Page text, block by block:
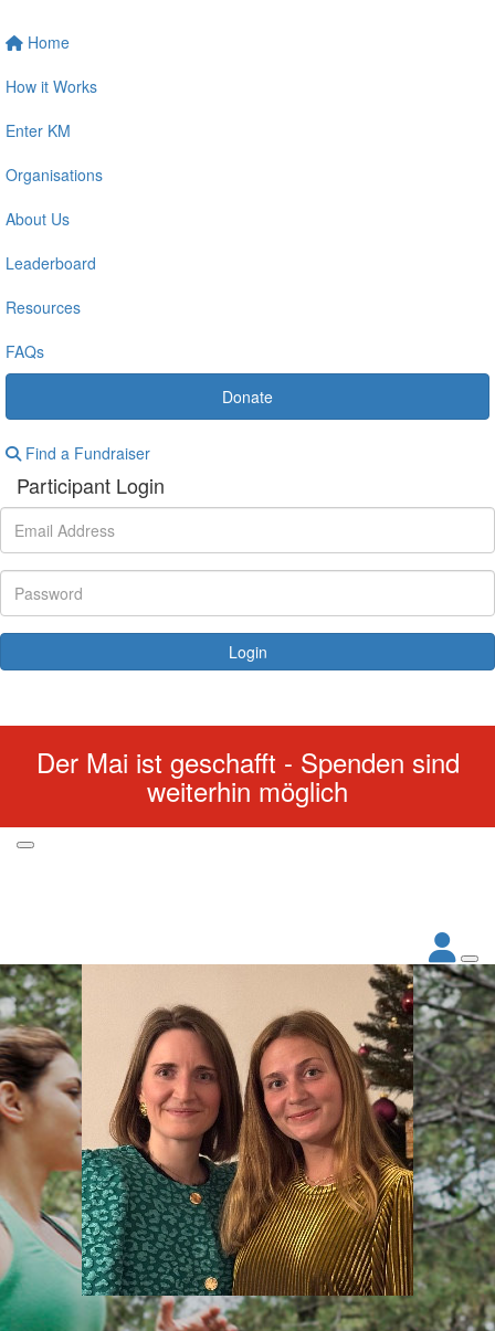
Home
How it Works
Enter KM
Organisations
About Us
Leaderboard
Resources
FAQs
Donate
Find a Fundraiser
Participant Login
Login
Der Mai ist geschafft - Spenden sind
weiterhin möglich